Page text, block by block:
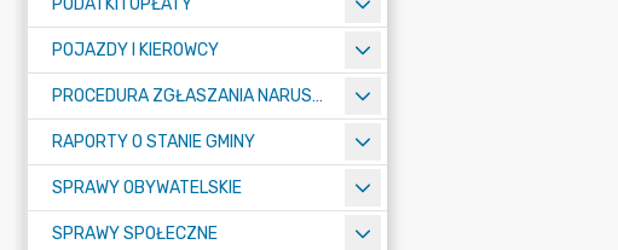
PODATKI I OPŁATY
POJAZDY I KIEROWCY
PROCEDURA ZGŁASZANIA NARUSZEŃ PRAWA
RAPORTY O STANIE GMINY
SPRAWY OBYWATELSKIE
SPRAWY SPOŁECZNE